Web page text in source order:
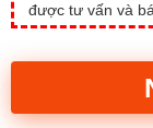
được tư vấn và